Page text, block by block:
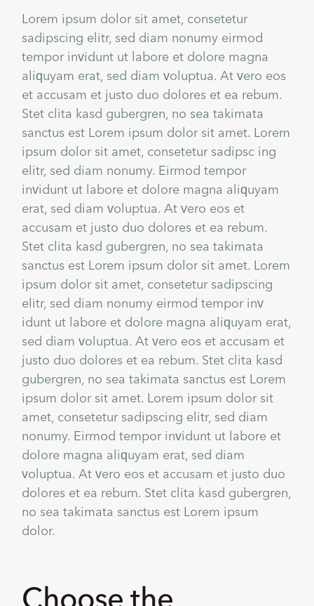
Lorem ipsum dolor sit amet, consetetur
sadipscing elitr, sed diam nonumy eirmod
tempor invidunt ut labore et dolore magna
aliquyam erat, sed diam voluptua. At vero eos
et accusam et justo duo dolores et ea rebum.
Stet clita kasd gubergren, no sea takimata
sanctus est Lorem ipsum dolor sit amet. Lorem
ipsum dolor sit amet, consetetur sadipsc ing
elitr, sed diam nonumy. Eirmod tempor
invidunt ut labore et dolore magna aliquyam
erat, sed diam voluptua. At vero eos et
accusam et justo duo dolores et ea rebum.
Stet clita kasd gubergren, no sea takimata
sanctus est Lorem ipsum dolor sit amet. Lorem
ipsum dolor sit amet, consetetur sadipscing
elitr, sed diam nonumy eirmod tempor inv
idunt ut labore et dolore magna aliquyam erat,
sed diam voluptua. At vero eos et accusam et
justo duo dolores et ea rebum. Stet clita kasd
gubergren, no sea takimata sanctus est Lorem
ipsum dolor sit amet. Lorem ipsum dolor sit
amet, consetetur sadipscing elitr, sed diam
nonumy. Eirmod tempor invidunt ut labore et
dolore magna aliquyam erat, sed diam
voluptua. At vero eos et accusam et justo duo
dolores et ea rebum. Stet clita kasd gubergren,
no sea takimata sanctus est Lorem ipsum
dolor.
Choose the